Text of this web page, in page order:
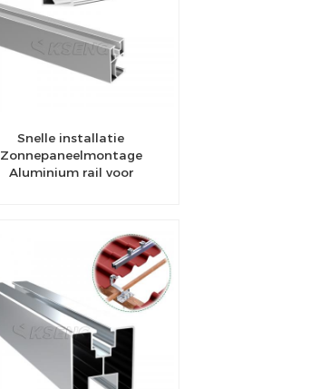
Snelle installatie
Zonnepaneelmontage
Aluminium rail voor